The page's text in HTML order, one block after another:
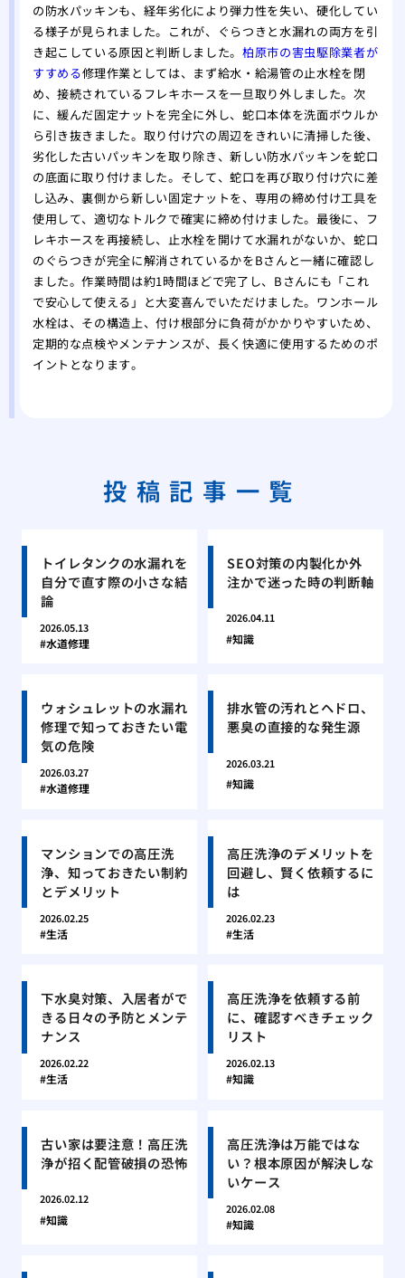
の防水パッキンも、経年劣化により弾力性を失い、硬化してい
る様子が見られました。これが、ぐらつきと水漏れの両方を引
き起こしている原因と判断しました。柏原市の害虫駆除業者が
すすめる修理作業としては、まず給水・給湯管の止水栓を閉
め、接続されているフレキホースを一旦取り外しました。次
に、緩んだ固定ナットを完全に外し、蛇口本体を洗面ボウルか
ら引き抜きました。取り付け穴の周辺をきれいに清掃した後、
劣化した古いパッキンを取り除き、新しい防水パッキンを蛇口
の底面に取り付けました。そして、蛇口を再び取り付け穴に差
し込み、裏側から新しい固定ナットを、専用の締め付け工具を
使用して、適切なトルクで確実に締め付けました。最後に、フ
レキホースを再接続し、止水栓を開けて水漏れがないか、蛇口
のぐらつきが完全に解消されているかをBさんと一緒に確認し
ました。作業時間は約1時間ほどで完了し、Bさんにも「これ
で安心して使える」と大変喜んでいただけました。ワンホール
水栓は、その構造上、付け根部分に負荷がかかりやすいため、
定期的な点検やメンテナンスが、長く快適に使用するためのポ
イントとなります。
投稿記事一覧
トイレタンクの水漏れを
自分で直す際の小さな結
論
2026.05.13
水道修理
SEO対策の内製化か外
注かで迷った時の判断軸
2026.04.11
知識
ウォシュレットの水漏れ
修理で知っておきたい電
気の危険
2026.03.27
水道修理
排水管の汚れとヘドロ、
悪臭の直接的な発生源
2026.03.21
知識
マンションでの高圧洗
浄、知っておきたい制約
とデメリット
2026.02.25
生活
高圧洗浄のデメリットを
回避し、賢く依頼するに
は
2026.02.23
生活
下水臭対策、入居者がで
きる日々の予防とメンテ
ナンス
2026.02.22
生活
高圧洗浄を依頼する前
に、確認すべきチェック
リスト
2026.02.13
知識
古い家は要注意！高圧洗
浄が招く配管破損の恐怖
2026.02.12
知識
高圧洗浄は万能ではな
い？根本原因が解決しな
いケース
2026.02.08
知識